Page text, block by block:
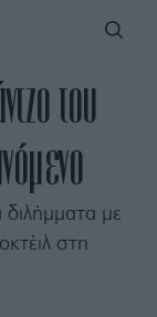
του
διλήμματα με
στη